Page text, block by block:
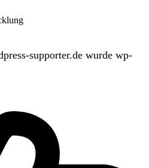
supporter.de wurde wp-